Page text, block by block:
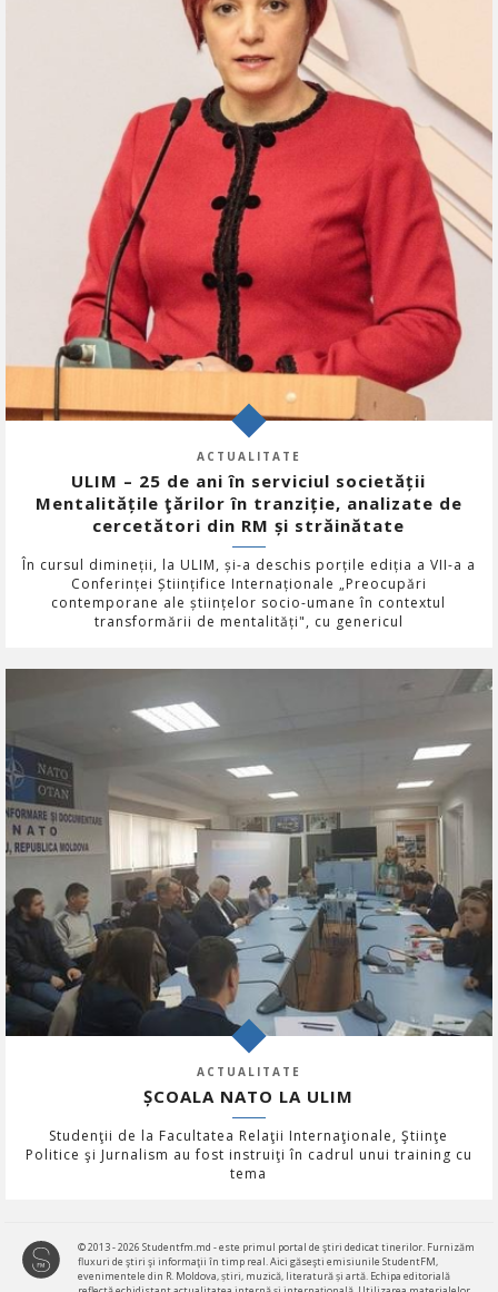
ACTUALITATE
ULIM – 25 de ani în serviciul societății
Mentalitățile ţărilor în tranziție, analizate de
cercetători din RM și străinătate
În cursul dimineții, la ULIM, și-a deschis porțile ediția a VII-a a
Conferinței Științifice Internaționale „Preocupări
contemporane ale științelor socio-umane în contextul
transformării de mentalități", cu genericul
ACTUALITATE
ȘCOALA NATO LA ULIM
Studenţii de la Facultatea Relaţii Internaţionale, Ştiinţe
Politice şi Jurnalism au fost instruiţi în cadrul unui training cu
tema
© 2013 - 2026 Studentfm.md - este primul portal de ştiri dedicat tinerilor. Furnizăm
fluxuri de ştiri şi informaţii în timp real. Aici găseşti emisiunile StudentFM,
evenimentele din R. Moldova, știri, muzică, literatură și artă. Echipa editorială